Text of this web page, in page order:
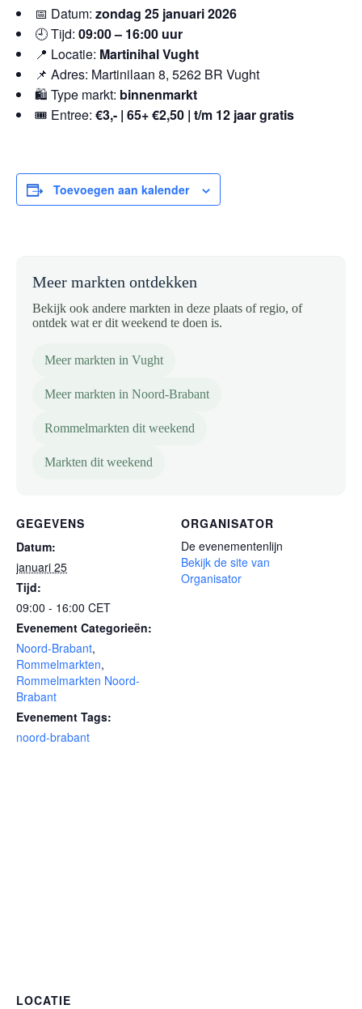
📅 Datum: zondag 25 januari 2026
🕘 Tijd: 09:00 – 16:00 uur
📍 Locatie: Martinihal Vught
📌 Adres: Martinilaan 8, 5262 BR Vught
🛍️ Type markt: binnenmarkt
🎟️ Entree: €3,- | 65+ €2,50 | t/m 12 jaar gratis
Toevoegen aan kalender
Meer markten ontdekken
Bekijk ook andere markten in deze plaats of regio, of
ontdek wat er dit weekend te doen is.
Meer markten in Vught
Meer markten in Noord-Brabant
Rommelmarkten dit weekend
Markten dit weekend
GEGEVENS
Datum:
januari 25
Tijd:
09:00 - 16:00 CET
Evenement Categorieën:
Noord-Brabant,
Rommelmarkten,
Rommelmarkten Noord-
Brabant
Evenement Tags:
noord-brabant
ORGANISATOR
De evenementenlijn
Bekijk de site van
Organisator
LOCATIE